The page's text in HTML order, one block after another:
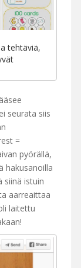
tehtäviä,
seurata siis
=
pyörällä,
hakusanoilla
siinä istuin
aarreaittaa
laitettu